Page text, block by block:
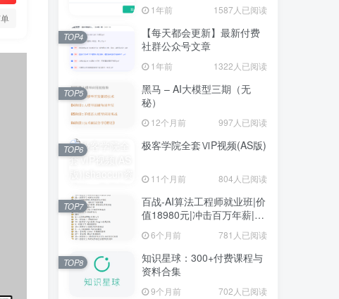
1年前 1587人已阅读
【每天都会更新】最新付费
社群公众号文章
1年前 1322人已阅读
TOP4
黑马 – AI大模型三期（无
秘）
12个月前 997人已阅读
TOP5
极客学院全套ⅥP视频(AS版)
11个月前 804人已阅读
TOP6
百战-AI算法工程师就业班|价
值18980元|冲击百万年薪|完
结无秘
6个月前 781人已阅读
TOP7
知识星球：300+付费课程与
资料合集
9个月前 702人已阅读
TOP8